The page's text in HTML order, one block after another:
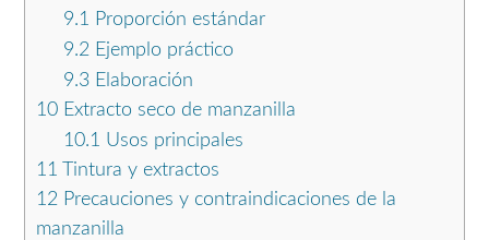
9.1 Proporción estándar
9.2Ejemplo práctico
9.3Elaboración
10 Extracto seco de manzanilla
10.1 Usos principales
11 Tintura y extractos
12 Precauciones y contraindicaciones de la
manzanilla